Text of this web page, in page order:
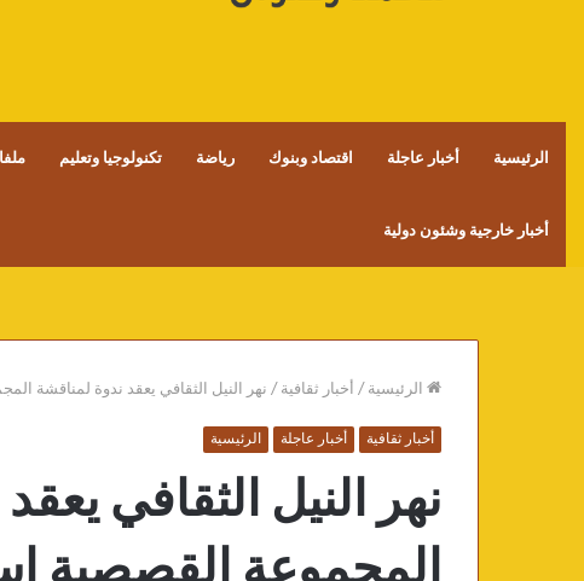
الرئيسية أخبار عاجلة اقتصاد وبنوك رياضة تكنولوجيا وتعليم
أخبار خارجية وشئون دولية
الرئيسية/أخبار ثقافية/نهر النيل الثقافي يعقد ندوة لمناقشة
أخبار ثقافية أخبار عاجلة الرئيسية
نهر النيل الثقافي
المجموعة القصصية